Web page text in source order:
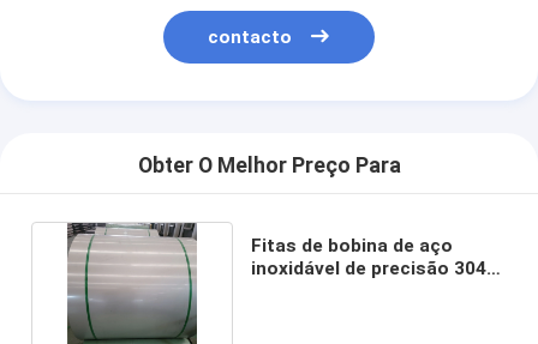
contacto
Obter O Melhor Preço Para
Fitas de bobina de aço
inoxidável de precisão 304